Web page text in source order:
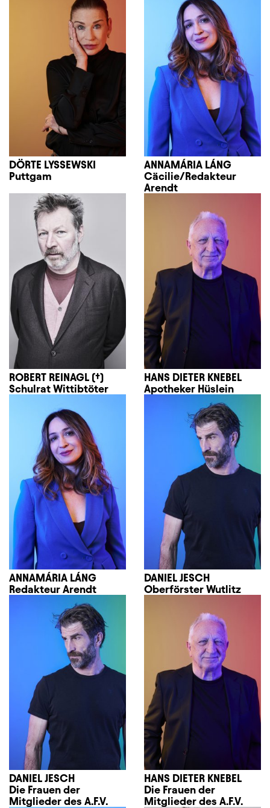
DÖRTE LYSSEWSKI
Puttgam
ANNAMÁRIA LÁNG
Cäcilie/Redakteur
Arendt
ROBERT REINAGL (†)
Schulrat Wittibtöter
HANS DIETER KNEBEL
Apotheker Hüslein
ANNAMÁRIA LÁNG
Redakteur Arendt
DANIEL JESCH
Oberförster Wutlitz
DANIEL JESCH
Die Frauen der
Mitglieder des A.F.V.
HANS DIETER KNEBEL
Die Frauen der
Mitglieder des A.F.V.